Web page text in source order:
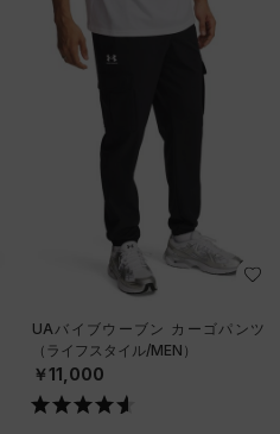
UAバイブウーブン カーゴパンツ
（ライフスタイル/MEN）
￥11,000